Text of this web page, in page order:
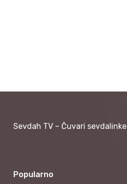
Sevdah TV – Čuvari sevdalinke
Popularno